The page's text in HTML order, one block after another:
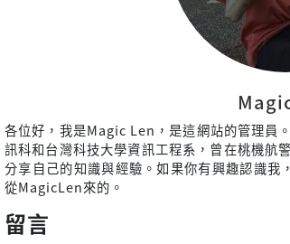
各位好，我是Magic Len，是這網站的管理員
訊科和台灣科技大學資訊工程系，曾在桃機航
分享自己的知識與經驗。如果你有興趣認識我
從MagicLen來的。
留言